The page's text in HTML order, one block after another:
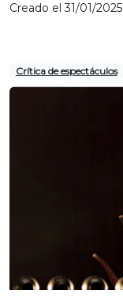
Creado el 31/01/2025
Crítica de espectáculos